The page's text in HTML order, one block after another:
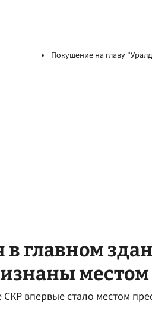
Покушение на главу
главном
СКР впервые стало местом